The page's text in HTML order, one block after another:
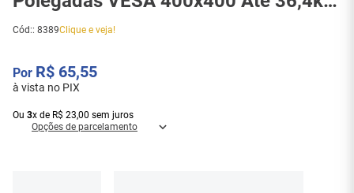
Tomate MT-26 - 8389
Cód:: 8389Clique e veja!
R$ 65,55
à vista no PIX
Ou 3x de R$ 23,00 sem juros
Opções de parcelamento